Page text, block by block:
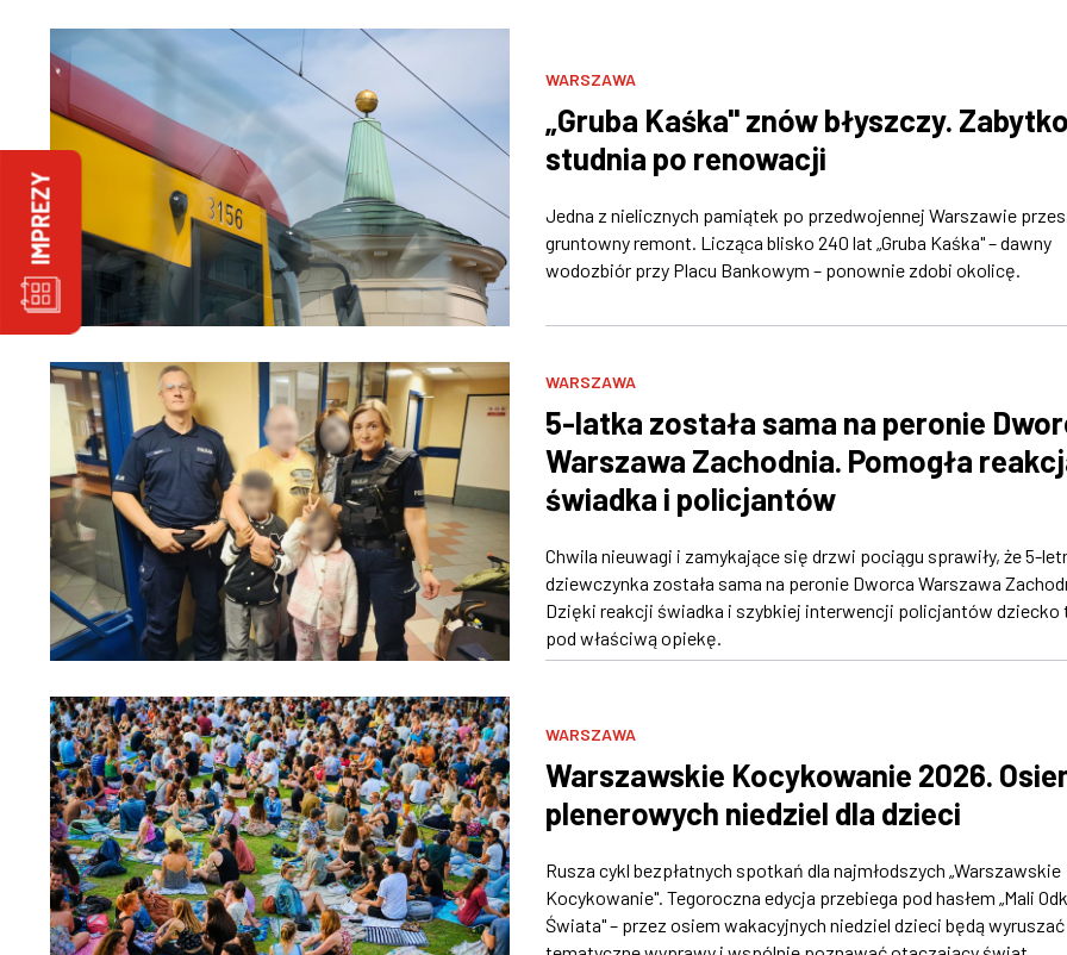
WARSZAWA
„Gruba Kaśka" znów błyszczy.
studnia po renowacji
Jedna z nielicznych pamiątek po przedwojennej Warszawie
gruntowny remont. Licząca blisko 240 lat „Gruba Kaśka" – dawny
wodozbiór przy Placu Bankowym – ponownie zdobi okolicę.
WARSZAWA
5-latka została sama na peronie
Warszawa Zachodnia. Pomogła
świadka i policjantów
Chwila nieuwagi i zamykające się drzwi pociągu sprawiły, że 5-
dziewczynka została sama na peronie Dworca Warszawa
Dzięki reakcji świadka i szybkiej interwencji policjantów dziecko
pod właściwą opiekę.
WARSZAWA
Warszawskie Kocykowanie 2026.
plenerowych niedziel dla dzieci
Rusza cykl bezpłatnych spotkań dla najmłodszych „Warszawskie
Kocykowanie". Tegoroczna edycja przebiega pod hasłem „Mali
Świata" – przez osiem wakacyjnych niedziel dzieci będą wyruszać
IMPREZY